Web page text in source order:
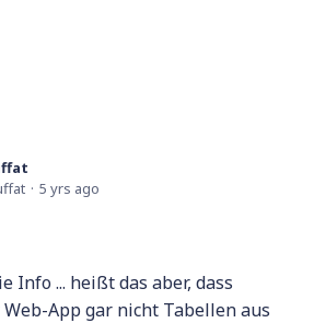
5 yrs ago
Info ... heißt das aber, dass
App gar nicht Tabellen aus